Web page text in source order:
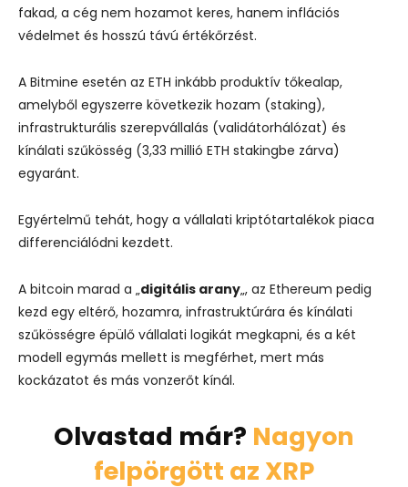
fakad, a cég nem hozamot keres, hanem inflációs
védelmet és hosszú távú értékőrzést.
A Bitmine esetén az ETH inkább produktív tőkealap,
amelyből egyszerre következik hozam (staking),
infrastrukturális szerepvállalás (validátorhálózat) és
kínálati szűkösség (3,33 millió ETH stakingbe zárva)
egyaránt.
Egyértelmű tehát, hogy a vállalati kriptótartalékok piaca
differenciálódni kezdett.
A bitcoin marad a „digitális arany„, az Ethereum pedig
kezd egy eltérő, hozamra, infrastruktúrára és kínálati
szűkösségre épülő vállalati logikát megkapni, és a két
modell egymás mellett is megférhet, mert más
kockázatot és más vonzerőt kínál.
Olvastad már? Nagyon
felpörgött az XRP